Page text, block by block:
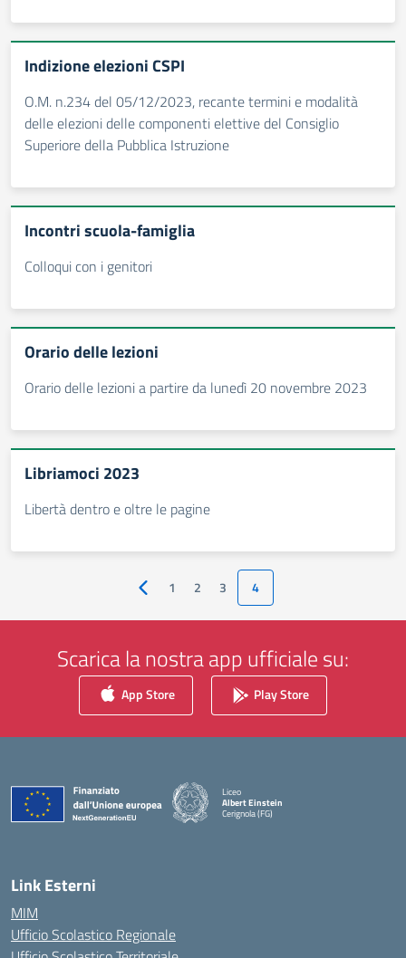
Indizione elezioni CSPI
O.M. n.234 del 05/12/2023, recante termini e modalità
delle elezioni delle componenti elettive del Consiglio
Superiore della Pubblica Istruzione
Incontri scuola-famiglia
Colloqui con i genitori
Orario delle lezioni
Orario delle lezioni a partire da lunedì 20 novembre 2023
Libriamoci 2023
Libertà dentro e oltre le pagine
Pagina precedente
1 2 3 4
Scarica la nostra app ufficiale su:
App Store Play Store
Liceo
Albert Einstein
Cerignola (FG)
— Visita la pagina iniziale della scuola
Link Esterni
MIM
Ufficio Scolastico Regionale